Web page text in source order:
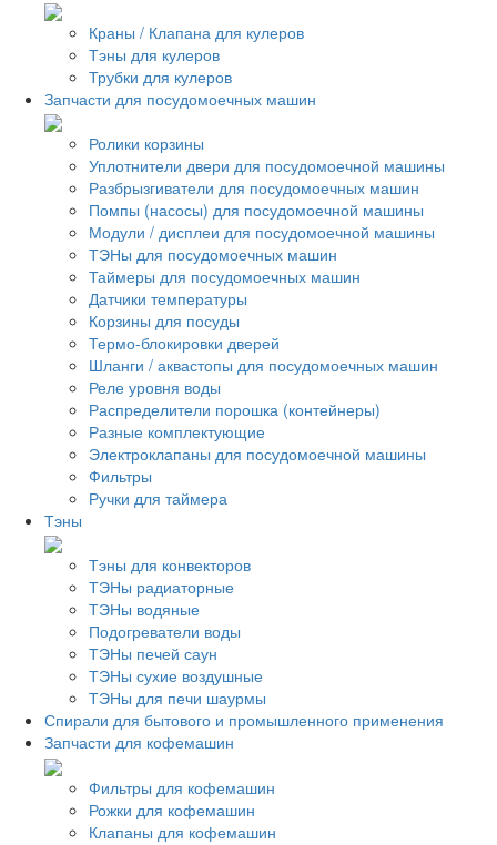
Краны / Клапана для кулеров
Тэны для кулеров
Трубки для кулеров
Запчасти для посудомоечных машин
Ролики корзины
Уплотнители двери для посудомоечной машины
Разбрызгиватели для посудомоечных машин
Помпы (насосы) для посудомоечной машины
Модули / дисплеи для посудомоечной машины
ТЭНы для посудомоечных машин
Таймеры для посудомоечных машин
Датчики температуры
Корзины для посуды
Термо-блокировки дверей
Шланги / аквастопы для посудомоечных машин
Реле уровня воды
Распределители порошка (контейнеры)
Разные комплектующие
Электроклапаны для посудомоечной машины
Фильтры
Ручки для таймера
Тэны
Тэны для конвекторов
ТЭНы радиаторные
ТЭНы водяные
Подогреватели воды
ТЭНы печей саун
ТЭНы сухие воздушные
ТЭНы для печи шаурмы
Спирали для бытового и промышленного применения
Запчасти для кофемашин
Фильтры для кофемашин
Рожки для кофемашин
Клапаны для кофемашин